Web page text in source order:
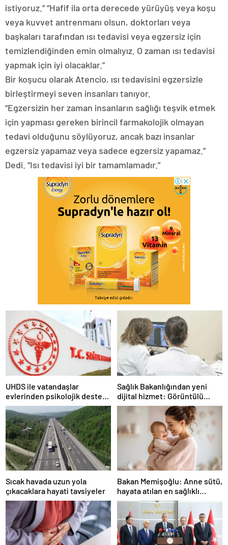
istiyoruz.” “Hafif ila orta derecede yürüyüş veya koşu
veya kuvvet antrenmanı olsun, doktorları veya
başkaları tarafından ısı tedavisi veya egzersiz için
temizlendiğinden emin olmalıyız. O zaman ısı tedavisi
yapmak için iyi olacaklar.”
Bir koşucu olarak Atencio, ısı tedavisini egzersizle
birleştirmeyi seven insanları tanıyor.
“Egzersizin her zaman insanların sağlığı teşvik etmek
için yapması gereken birincil farmakolojik olmayan
tedavi olduğunu söylüyoruz, ancak bazı insanlar
egzersiz yapamaz veya sadece egzersiz yapamaz.”
Dedi. “Isı tedavisi iyi bir tamamlamadır.”
UHDS ile vatandaşlar
evlerinden psikolojik destek
ve sigara bırakma desteği
alabiliyor
Sağlık Bakanlığından yeni
dijital hizmet: Görüntülü
danışmanlık dönemi
Sıcak havada uzun yola
çıkacaklara hayati tavsiyeler
Bakan Memişoğlu: Anne sütü,
hayata atılan en sağlıklı
adımdır